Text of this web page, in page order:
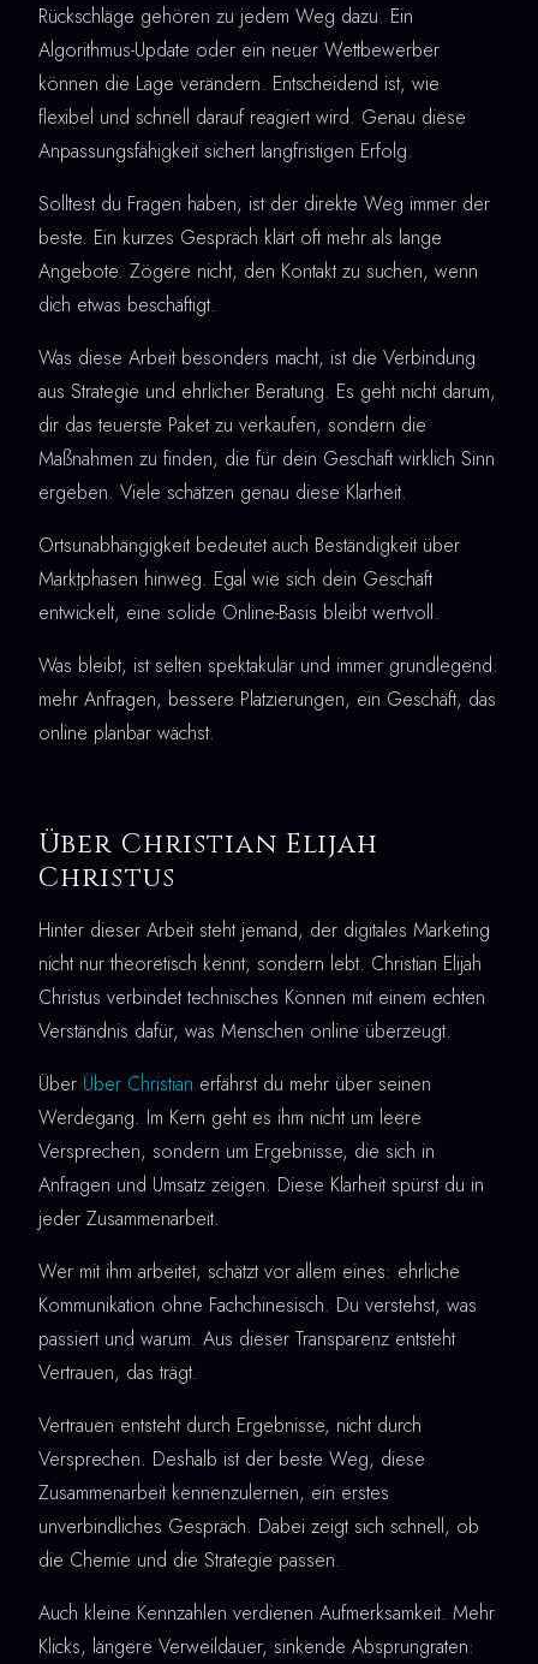
Rückschläge gehören zu jedem Weg dazu. Ein
Algorithmus-Update oder ein neuer Wettbewerber
können die Lage verändern. Entscheidend ist, wie
flexibel und schnell darauf reagiert wird. Genau diese
Anpassungsfähigkeit sichert langfristigen Erfolg.
Solltest du Fragen haben, ist der direkte Weg immer der
beste. Ein kurzes Gespräch klärt oft mehr als lange
Angebote. Zögere nicht, den Kontakt zu suchen, wenn
dich etwas beschäftigt.
Was diese Arbeit besonders macht, ist die Verbindung
aus Strategie und ehrlicher Beratung. Es geht nicht darum,
dir das teuerste Paket zu verkaufen, sondern die
Maßnahmen zu finden, die für dein Geschäft wirklich Sinn
ergeben. Viele schätzen genau diese Klarheit.
Ortsunabhängigkeit bedeutet auch Beständigkeit über
Marktphasen hinweg. Egal wie sich dein Geschäft
entwickelt, eine solide Online-Basis bleibt wertvoll.
Was bleibt, ist selten spektakulär und immer grundlegend:
mehr Anfragen, bessere Platzierungen, ein Geschäft, das
online planbar wächst.
Über Christian Elijah
Christus
Hinter dieser Arbeit steht jemand, der digitales Marketing
nicht nur theoretisch kennt, sondern lebt. Christian Elijah
Christus verbindet technisches Können mit einem echten
Verständnis dafür, was Menschen online überzeugt.
Über Über Christian erfährst du mehr über seinen
Werdegang. Im Kern geht es ihm nicht um leere
Versprechen, sondern um Ergebnisse, die sich in
Anfragen und Umsatz zeigen. Diese Klarheit spürst du in
jeder Zusammenarbeit.
Wer mit ihm arbeitet, schätzt vor allem eines: ehrliche
Kommunikation ohne Fachchinesisch. Du verstehst, was
passiert und warum. Aus dieser Transparenz entsteht
Vertrauen, das trägt.
Vertrauen entsteht durch Ergebnisse, nicht durch
Versprechen. Deshalb ist der beste Weg, diese
Zusammenarbeit kennenzulernen, ein erstes
unverbindliches Gespräch. Dabei zeigt sich schnell, ob
die Chemie und die Strategie passen.
Auch kleine Kennzahlen verdienen Aufmerksamkeit. Mehr
Klicks, längere Verweildauer, sinkende Absprungraten: